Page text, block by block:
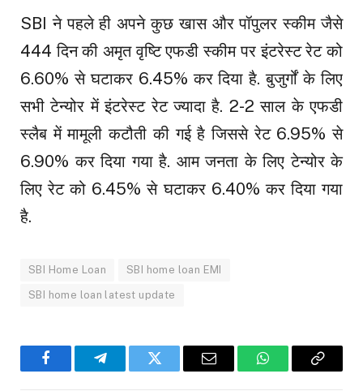
SBI ने पहले ही अपने कुछ खास और पॉपुलर स्कीम जैसे
444 दिन की अमृत वृष्टि एफडी स्कीम पर इंटरेस्ट रेट को
6.60% से घटाकर 6.45% कर दिया है. बुजुर्गों के लिए
सभी टेन्योर में इंटरेस्ट रेट ज्यादा है. 2-2 साल के एफडी
स्लैब में मामूली कटौती की गई है जिससे रेट 6.95% से
6.90% कर दिया गया है. आम जनता के लिए टेन्योर के
लिए रेट को 6.45% से घटाकर 6.40% कर दिया गया
है.
SBI Home Loan SBI home loan EMI
SBI home loan latest update
FacebookTelegramTwitter Email WhatsAppCopy